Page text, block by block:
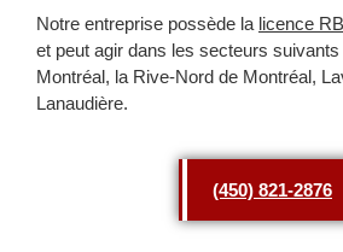
Notre entreprise possède la licence
et peut agir dans les secteurs
Montréal, la Rive-Nord de Montréal,
Lanaudière.
(450) 821-2876